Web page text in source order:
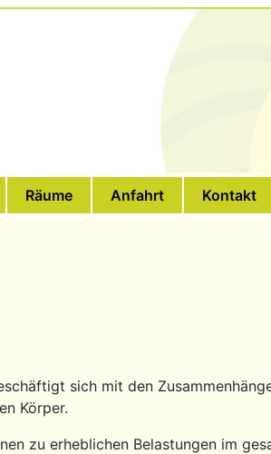
Räume Anfahrt Kontakt
sich mit den
Körper.
zu erheblichen Belastungen im